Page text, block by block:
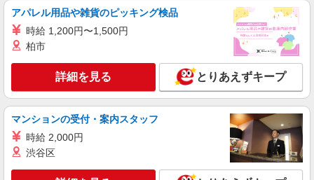
アパレル用品や雑貨のピッキング検品
時給 1,200円〜1,500円
柏市
詳細を見る とりあえずキープ
マンションの受付・案内スタッフ
時給 2,000円
渋谷区